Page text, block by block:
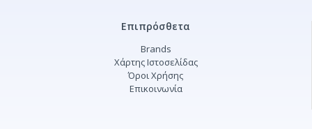
Επιπρόσθετα
Brands
Χάρτης Ιστοσελίδας
Όροι Χρήσης
Επικοινωνία